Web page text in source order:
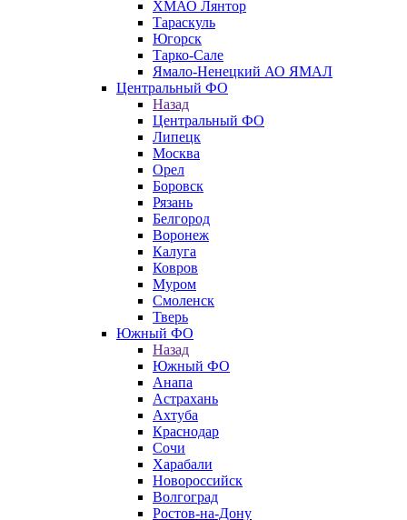
ХМАО Лянтор
Тараскуль
Югорск
Тарко-Сале
Ямало-Ненецкий АО ЯМАЛ
Центральный ФО
Назад
Центральный ФО
Липецк
Москва
Орел
Боровск
Рязань
Белгород
Воронеж
Калуга
Ковров
Муром
Смоленск
Тверь
Южный ФО
Назад
Южный ФО
Анапа
Астрахань
Ахтуба
Краснодар
Сочи
Харабали
Новороссийск
Волгоград
Ростов-на-Дону